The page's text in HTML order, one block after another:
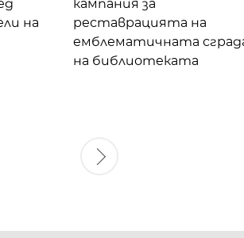
на
кампания за
реставрацията на
емблематичната
на библиотеката